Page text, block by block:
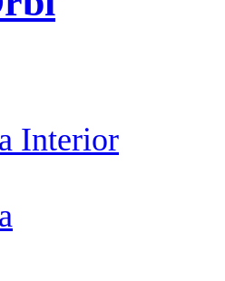
Interior